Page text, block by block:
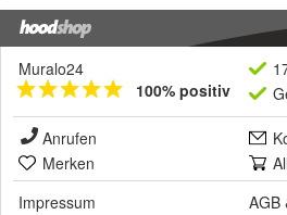
Muralo24
100% positiv
Anrufen
Merken
Impressum
AGB